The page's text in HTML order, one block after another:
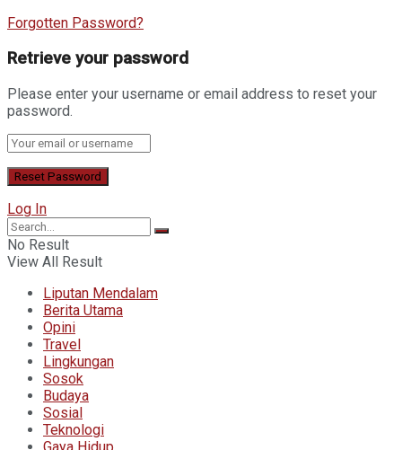
Forgotten Password?
Retrieve your password
Please enter your username or email address to reset your
password.
Log In
No Result
View All Result
Liputan Mendalam
Berita Utama
Opini
Travel
Lingkungan
Sosok
Budaya
Sosial
Teknologi
Gaya Hidup